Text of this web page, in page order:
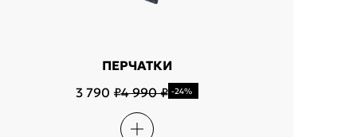
ПЕРЧАТКИ
3 790 ₽4 990 ₽ -24%